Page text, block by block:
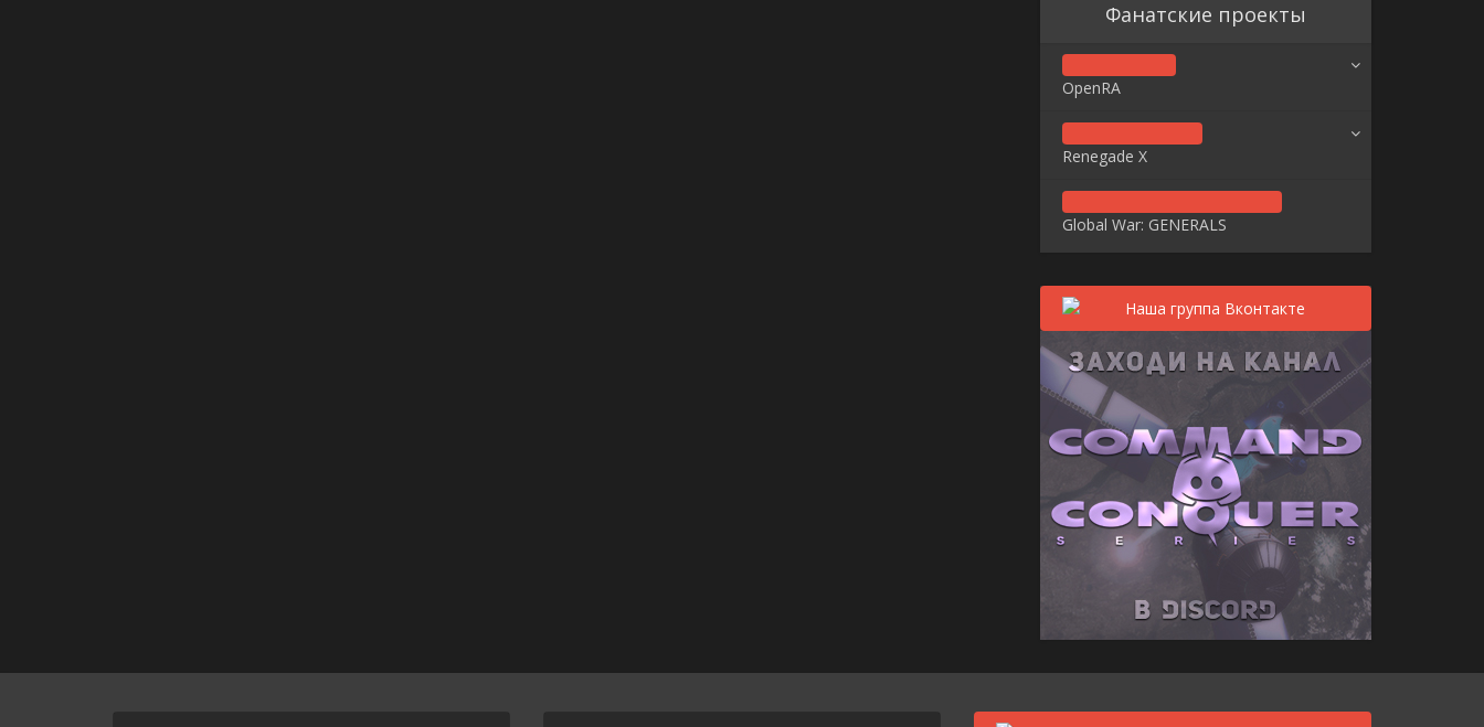
Фанатские проекты
OpenRA
Renegade X
Global War: GENERALS